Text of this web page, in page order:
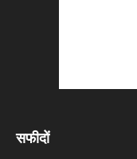
सफीदों